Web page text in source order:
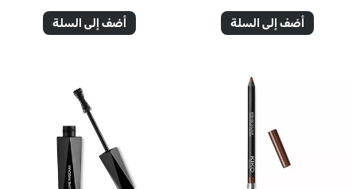
أضف إلى السلة أضف إلى السلة